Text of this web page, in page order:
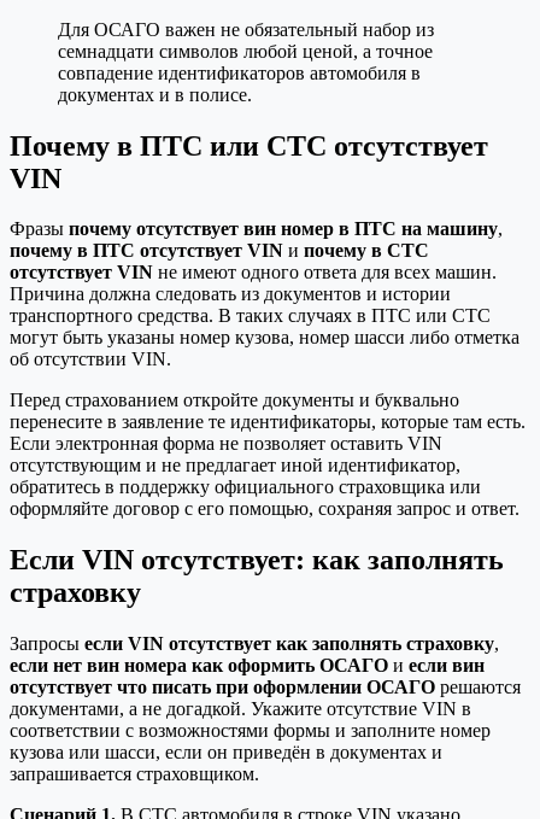
Для ОСАГО важен не обязательный набор из
семнадцати символов любой ценой, а точное
совпадение идентификаторов автомобиля в
документах и в полисе.
Почему в ПТС или СТС отсутствует
VIN
Фразы почему отсутствует вин номер в ПТС на машину,
почему в ПТС отсутствует VIN и почему в СТС
отсутствует VIN не имеют одного ответа для всех машин.
Причина должна следовать из документов и истории
транспортного средства. В таких случаях в ПТС или СТС
могут быть указаны номер кузова, номер шасси либо отметка
об отсутствии VIN.
Перед страхованием откройте документы и буквально
перенесите в заявление те идентификаторы, которые там есть.
Если электронная форма не позволяет оставить VIN
отсутствующим и не предлагает иной идентификатор,
обратитесь в поддержку официального страховщика или
оформляйте договор с его помощью, сохраняя запрос и ответ.
Если VIN отсутствует: как заполнять
страховку
Запросы если VIN отсутствует как заполнять страховку,
если нет вин номера как оформить ОСАГО и если вин
отсутствует что писать при оформлении ОСАГО решаются
документами, а не догадкой. Укажите отсутствие VIN в
соответствии с возможностями формы и заполните номер
кузова или шасси, если он приведён в документах и
запрашивается страховщиком.